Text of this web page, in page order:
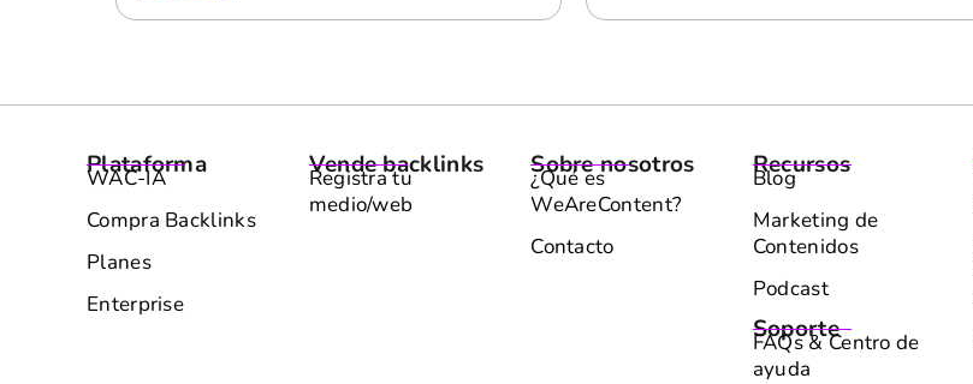
Plataforma
WAC-IA
Compra Backlinks
Planes
Enterprise
Vende backlinks
Registra tu
medio/web
Sobre nosotros
¿Qué es
WeAreContent?
Contacto
Recursos
Blog
Marketing de
Contenidos
Podcast
Soporte
FAQs & Centro de
ayuda